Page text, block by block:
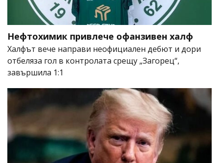
Нефтохимик привлече офанзивен халф
Халфът вече направи неофициален дебют и дори
отбеляза гол в контролата срещу „Загорец“,
завършила 1:1